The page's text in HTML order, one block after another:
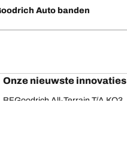
Auto banden
Onze nieuwste innovaties
BFGoodrich All-Terrain T/A KO3